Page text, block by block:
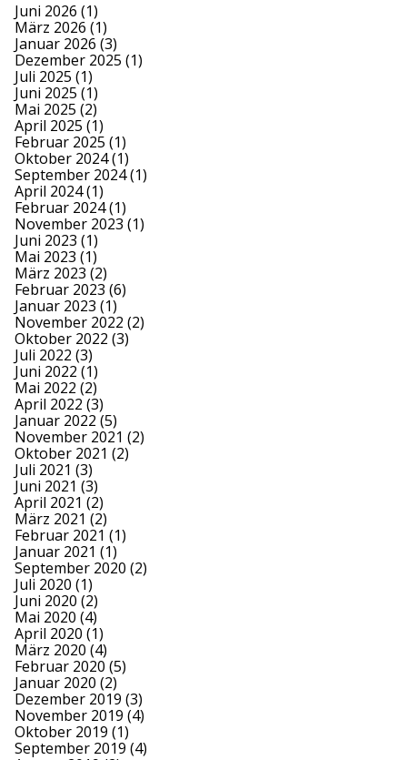
Juni 2026 (1)
März 2026 (1)
Januar 2026 (3)
Dezember 2025 (1)
Juli 2025 (1)
Juni 2025 (1)
Mai 2025 (2)
April 2025 (1)
Februar 2025 (1)
Oktober 2024(1)
September 2024(1)
April 2024(1)
Februar 2024(1)
November 2023 (1)
Juni 2023 (1)
Mai 2023 (1)
März 2023 (2)
Februar 2023 (6)
Januar 2023 (1)
November 2022 (2)
Oktober 2022 (3)
Juli 2022 (3)
Juni 2022 (1)
Mai 2022 (2)
April 2022 (3)
Januar 2022 (5)
November 2021 (2)
Oktober 2021 (2)
Juli 2021 (3)
Juni 2021 (3)
April 2021 (2)
März 2021 (2)
Februar 2021 (1)
Januar 2021 (1)
September 2020 (2)
Juli 2020 (1)
Juni 2020 (2)
Mai 2020 (4)
April 2020 (1)
März 2020 (4)
Februar 2020 (5)
Januar 2020 (2)
Dezember 2019 (3)
November 2019 (4)
Oktober 2019 (1)
September 2019 (4)